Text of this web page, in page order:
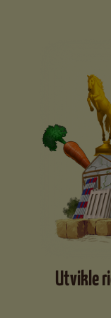
Utvikle